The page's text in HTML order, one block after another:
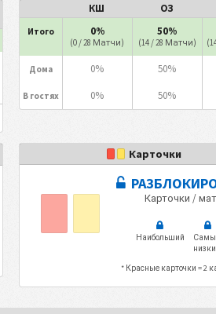
КШ ОЗ
Итого 0%
(0 / 28 Матчи)
50%
(14 / 28 Матчи)
Дома 0% 50%
В гостях 0% 50%
Карточки
Карточки /
Наибольший
* Красные карточки = 2